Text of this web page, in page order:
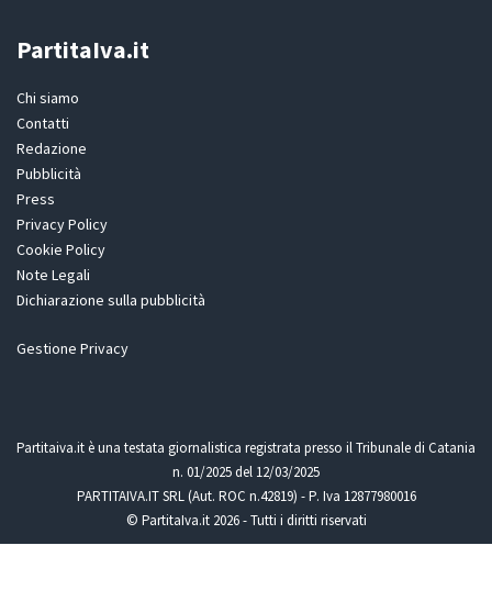
PartitaIva.it
Chi siamo
Contatti
Redazione
Pubblicità
Press
Privacy Policy
Cookie Policy
Note Legali
Dichiarazione sulla pubblicità
Gestione Privacy
Partitaiva.it è una testata giornalistica registrata presso il Tribunale di Catania
n. 01/2025 del 12/03/2025
PARTITAIVA.IT SRL (Aut. ROC n.42819) - P. Iva 12877980016
© PartitaIva.it 2026 - Tutti i diritti riservati